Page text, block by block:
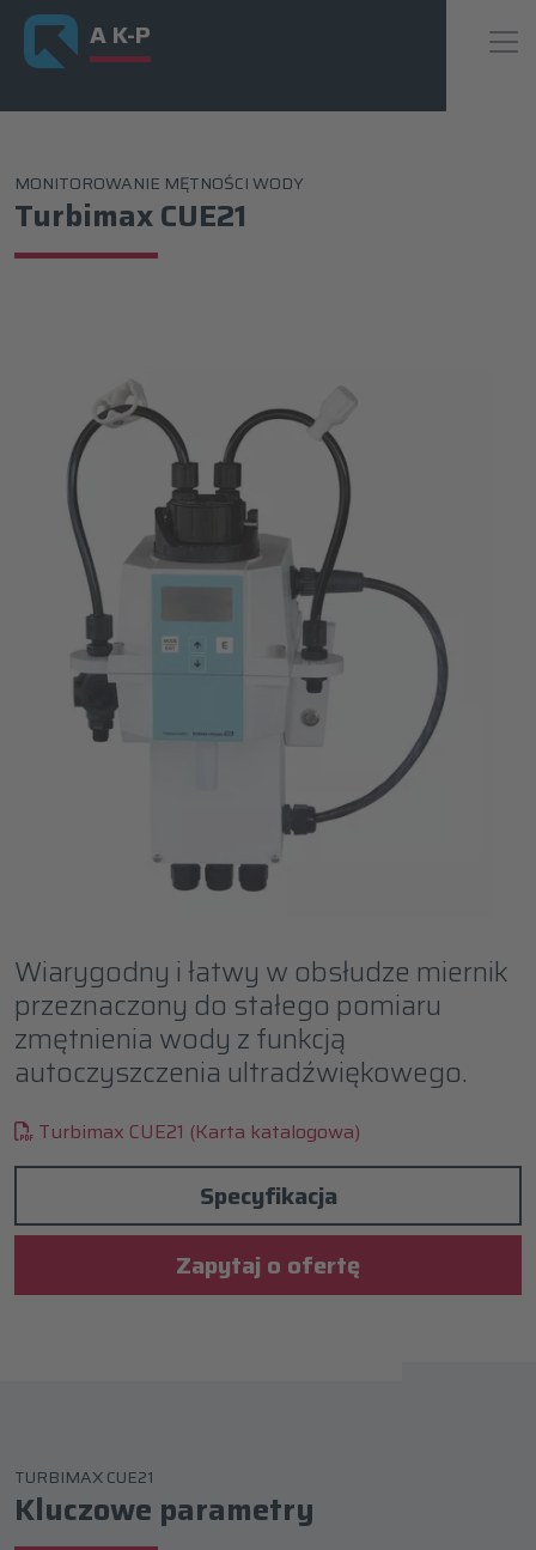
A K-P
MONITOROWANIE MĘTNOŚCI WODY
Turbimax CUE21
Wiarygodny i łatwy w obsłudze miernik
przeznaczony do stałego pomiaru
zmętnienia wody z funkcją
autoczyszczenia ultradźwiękowego.
Turbimax CUE21 (Karta katalogowa)
Specyfikacja
Zapytaj o ofertę
TURBIMAX CUE21
Kluczowe parametry